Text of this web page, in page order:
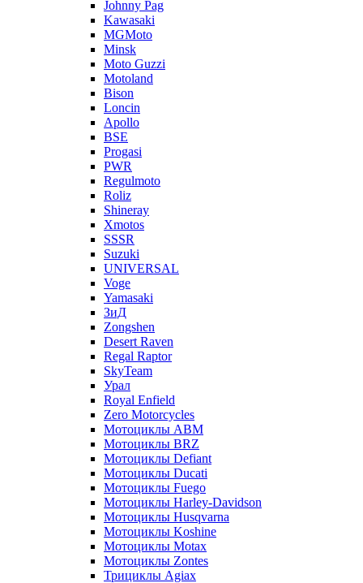
Johnny Pag
Kawasaki
MGMoto
Minsk
Moto Guzzi
Motoland
Bison
Loncin
Apollo
BSE
Progasi
PWR
Regulmoto
Roliz
Shineray
Xmotos
SSSR
Suzuki
UNIVERSAL
Voge
Yamasaki
ЗиД
Zongshen
Desert Raven
Regal Raptor
SkyTeam
Урал
Royal Enfield
Zero Motorcycles
Мотоциклы ABM
Мотоциклы BRZ
Мотоциклы Defiant
Мотоциклы Ducati
Мотоциклы Fuego
Мотоциклы Harley-Davidson
Мотоциклы Husqvarna
Мотоциклы Koshine
Мотоциклы Motax
Мотоциклы Zontes
Трициклы Agiax